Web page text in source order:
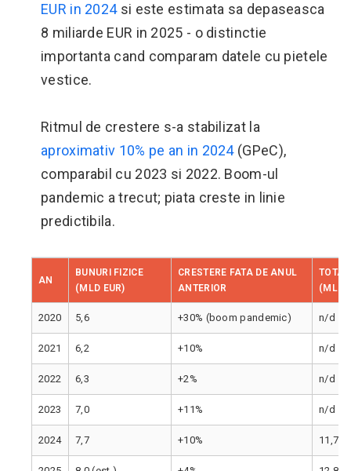
EUR in 2024si este estimata sa depaseasca
8 miliarde EUR in 2025 - o distinctie
importanta cand comparam datele cu pietele
vestice.
Ritmul de crestere s-a stabilizat la
aproximativ 10% pe an in 2024(GPeC),
comparabil cu 2023 si 2022. Boom-ul
pandemic a trecut; piata creste in linie
predictibila.
AN
BUNURI FIZICE
(MLD EUR)
CRESTERE FATA DE ANUL
ANTERIOR
(MLD
2020 5,6 +30% (boom pandemic) n/d
2021 6,2 +10% n/d
2022 6,3 +2% n/d
2023 7,0 +11% n/d
2024 7,7 +10% 11,7